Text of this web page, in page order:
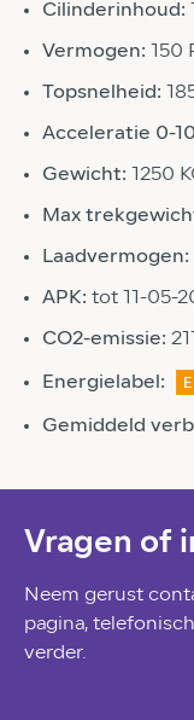
Cilinderinhoud:
Vermogen: 150
Topsnelheid:
Acceleratie 0-
Gewicht: 1250
Max
Laadvermogen:
APK: tot 11-05-
CO2-emissie:
Energielabel:
Gemiddeld
Vragen of
Neem gerust
pagina,
verder.